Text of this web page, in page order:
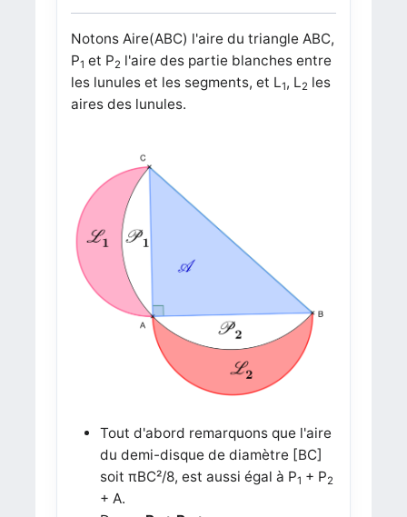
Notons Aire(ABC) l'aire du triangle ABC,
P1 et P2 l'aire des partie blanches entre
les lunules et les segments, et L1, L2 les
aires des lunules.
Tout d'abord remarquons que l'aire
du demi-disque de diamètre [BC]
soit πBC²/8, est aussi égal à P1 + P2
+ A.